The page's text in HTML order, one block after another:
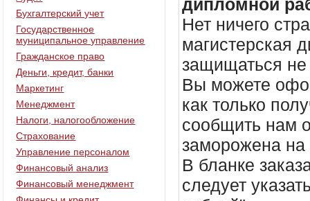
дипломной
Нет ничего
магистерская
защищаться не
Вы можете
как только
сообщить нам
заморожена
В бланке
следует
Бухгалтерский учет
Государственное
муниципальное управление
Гражданское право
Деньги, кредит, банки
Маркетинг
Менеджмент
Налоги, налогообложение
Страхование
Управление персоналом
Финансовый анализ
Финансовый менеджмент